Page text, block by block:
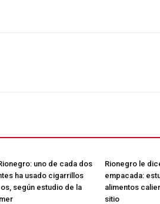
uno de cada dos
ha usado cigarrillos
según estudio de la
Rionegro le
empacada:
alimentos
sitio